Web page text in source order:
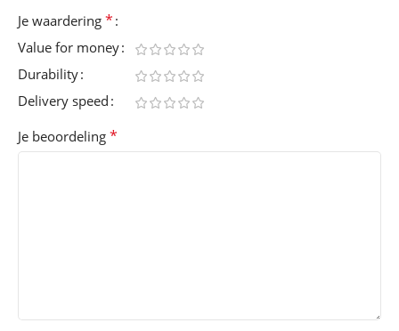
Je waardering *
Value for money
Durability
Delivery speed
Je beoordeling *